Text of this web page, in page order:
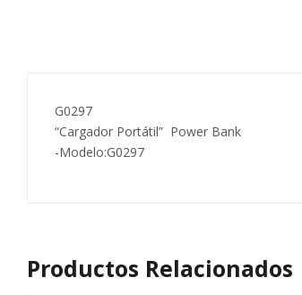
G0297
“Cargador Portátil” Power Bank
-Modelo:G0297
Productos Relacionados